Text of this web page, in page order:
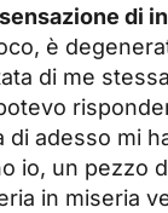
di
è
di me
di adesso mi
io, un pezzo
in miseria